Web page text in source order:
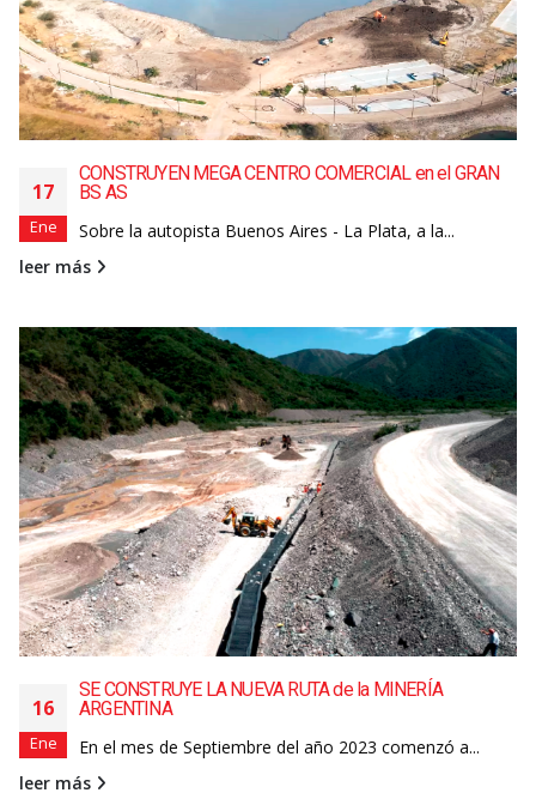
17
Ene
CONSTRUYEN MEGA CENTRO COMERCIAL en el GRAN
BS AS
Sobre la autopista Buenos Aires - La Plata, a la...
leer más
16
Ene
SE CONSTRUYE LA NUEVA RUTA de la MINERÍA
ARGENTINA
En el mes de Septiembre del año 2023 comenzó a...
leer más